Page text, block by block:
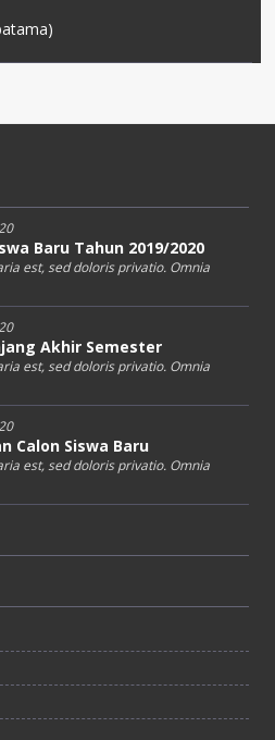
Baru Tahun 2019/2020
est, sed doloris privatio. Omnia
Akhir Semester
est, sed doloris privatio. Omnia
Calon Siswa Baru
est, sed doloris privatio. Omnia